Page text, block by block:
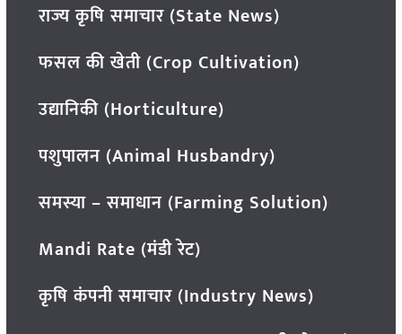
राज्य कृषि समाचार (State News)
फसल की खेती (Crop Cultivation)
उद्यानिकी (Horticulture)
पशुपालन (Animal Husbandry)
समस्या – समाधान (Farming Solution)
Mandi Rate (मंडी रेट)
कृषि कंपनी समाचार (Industry News)